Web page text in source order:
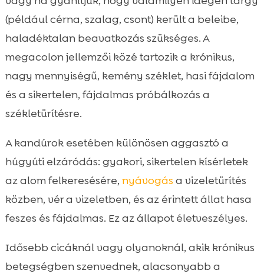
(például cérna, szalag, csont) került a beleibe,
haladéktalan beavatkozás szükséges. A
megacolon jellemzői közé tartozik a krónikus,
nagy mennyiségű, kemény széklet, hasi fájdalom
és a sikertelen, fájdalmas próbálkozás a
székletürítésre.
A kandúrok esetében különösen aggasztó a
húgyúti elzáródás: gyakori, sikertelen kísérletek
az alom felkeresésére, nyávogás a vizeletürítés
közben, vér a vizeletben, és az érintett állat hasa
feszes és fájdalmas. Ez az állapot életveszélyes.
Idősebb cicáknál vagy olyanoknál, akik krónikus
betegségben szenvednek, alacsonyabb a